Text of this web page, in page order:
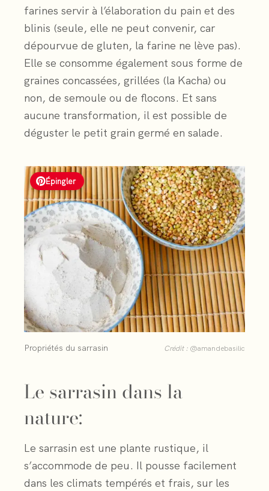
farines servir à l’élaboration du pain et des
blinis (seule, elle ne peut convenir, car
dépourvue de gluten, la farine ne lève pas).
Elle se consomme également sous forme de
graines concassées, grillées (la Kacha) ou
non, de semoule ou de flocons. Et sans
aucune transformation, il est possible de
déguster le petit grain germé en salade.
Épingler
Propriétés du sarrasin Crédit : @amandebasilic
Le sarrasin dans la
nature:
Le sarrasin est une plante rustique, il
s’accommode de peu. Il pousse facilement
dans les climats tempérés et frais, sur les